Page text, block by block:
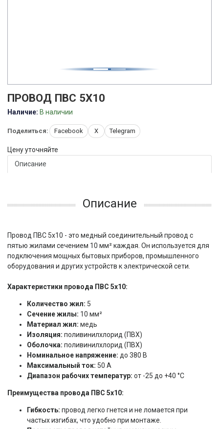
ПРОВОД ПВС 5X10
Наличие: В наличии
Поделиться: Facebook X Telegram
Цену уточняйте
Описание
Описание
Провод ПВС 5x10 - это медный соединительный провод с
пятью жилами сечением 10 мм² каждая. Он используется для
подключения мощных бытовых приборов, промышленного
оборудования и других устройств к электрической сети.
Характеристики провода ПВС 5x10:
Количество жил: 5
Сечение жилы: 10 мм²
Материал жил: медь
Изоляция: поливинилхлорид (ПВХ)
Оболочка: поливинилхлорид (ПВХ)
Номинальное напряжение: до 380 В
Максимальный ток: 50 А
Диапазон рабочих температур: от -25 до +40 °C
Преимущества провода ПВС 5x10:
Гибкость: провод легко гнется и не ломается при
частых изгибах, что удобно при монтаже.